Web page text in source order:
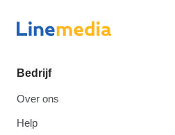
Bedrijf
Over ons
Help